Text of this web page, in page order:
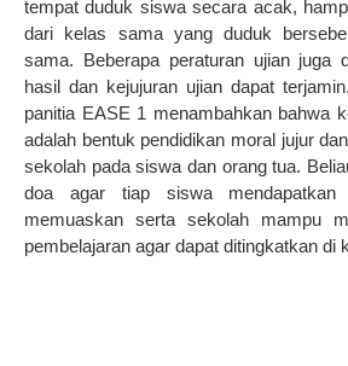
tempat duduk siswa secara acak,
dari kelas sama yang duduk
sama. Beberapa peraturan ujian juga
hasil dan kejujuran ujian dapat
panitia EASE 1 menambahkan bahwa
adalah bentuk pendidikan moral jujur
sekolah pada siswa dan orang tua.
doa agar tiap siswa
memuaskan serta sekolah mampu
pembelajaran agar dapat ditingkatkan di